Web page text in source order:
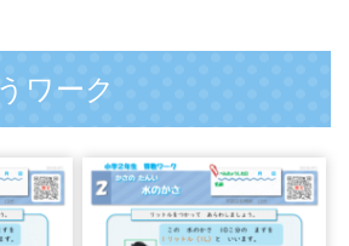
ワーク